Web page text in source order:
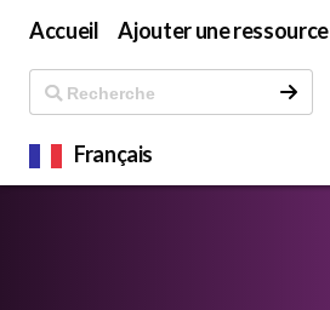
Accueil Ajouter une ressource
Français